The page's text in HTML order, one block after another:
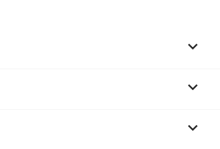


